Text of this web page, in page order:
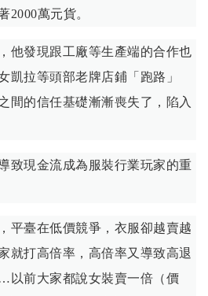
2000萬元貨。
他發現跟工廠等生產端的合作也
凱拉等頭部老牌店鋪「跑路」
間的信任基礎漸漸喪失了，陷入
致現金流成為服裝行業玩家的重
平臺在低價競爭，衣服卻越賣越
就打高倍率，高倍率又導致高退
前大家都說女裝賣一倍（價